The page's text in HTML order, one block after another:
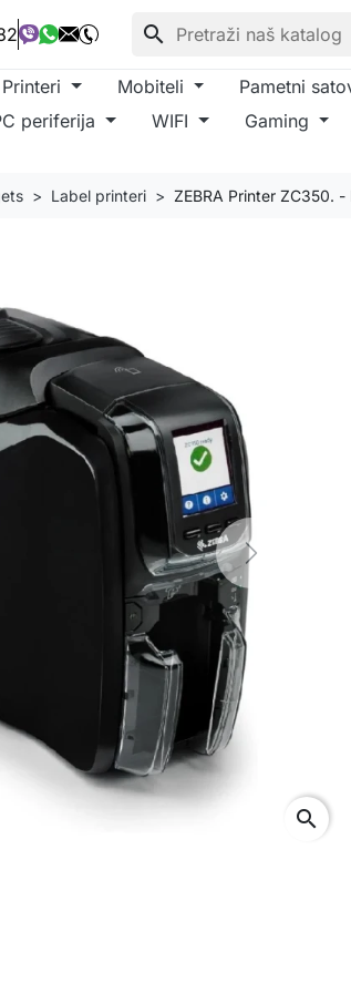
search
Printeri Mobiteli Pametni
periferija WIFI Gaming
Label printeri ZEBRA Printer ZC350. -
Next
search